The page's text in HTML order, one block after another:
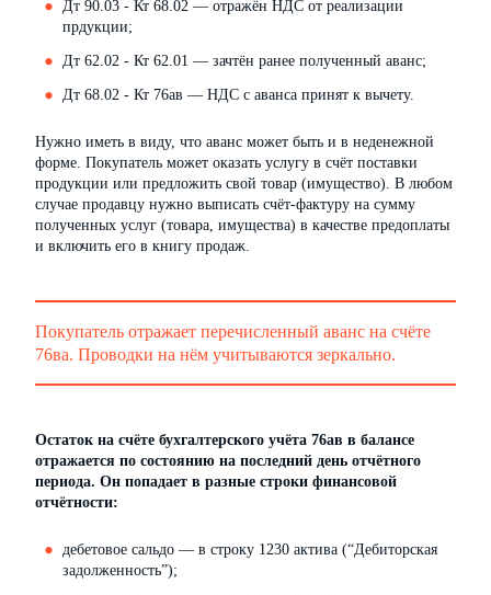
Дт 90.03 - Кт 68.02 — отражён НДС от реализации
прдукции;
Дт 62.02 - Кт 62.01 — зачтён ранее полученный аванс;
Дт 68.02 - Кт 76ав — НДС с аванса принят к вычету.
Нужно иметь в виду, что аванс может быть и в неденежной
форме. Покупатель может оказать услугу в счёт поставки
продукции или предложить свой товар (имущество). В любом
случае продавцу нужно выписать счёт-фактуру на сумму
полученных услуг (товара, имущества) в качестве предоплаты
и включить его в книгу продаж.
Покупатель отражает перечисленный аванс на счёте
76ва. Проводки на нём учитываются зеркально.
Остаток на счёте бухгалтерского учёта 76ав в балансе
отражается по состоянию на последний день отчётного
периода. Он попадает в разные строки финансовой
отчётности:
дебетовое сальдо — в строку 1230 актива (“Дебиторская
задолженность”);